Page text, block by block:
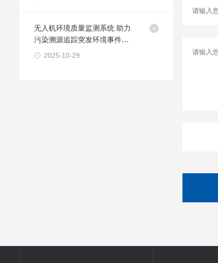
无人机环境质量监测系统 助力
污染溯源追踪突发环境事件应
急处置
2025-10-29